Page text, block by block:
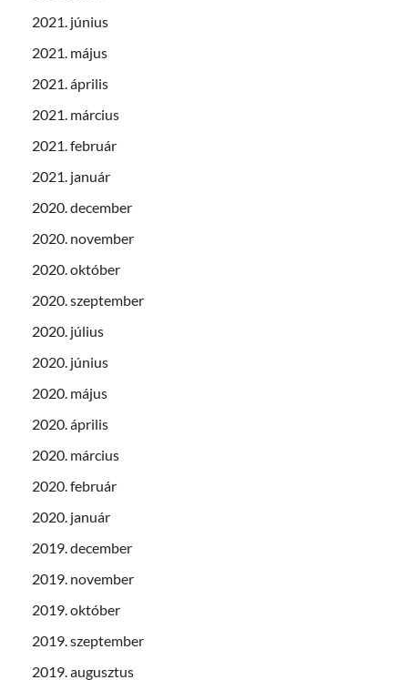
2021. június
2021. május
2021. április
2021. március
2021. február
2021. január
2020. december
2020. november
2020. október
2020. szeptember
2020. július
2020. június
2020. május
2020. április
2020. március
2020. február
2020. január
2019. december
2019. november
2019. október
2019. szeptember
2019. augusztus